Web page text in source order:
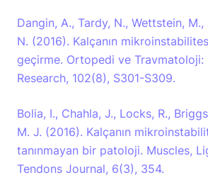
Dangin, A., Tardy, N., Wettstein, M.,
N. (2016). Kalçanın
geçirme. Ortopedi ve Travmatoloji:
Research, 102(8), S301-S309.
Bolia, I., Chahla, J., Locks, R.,
M. J. (2016). Kalçanın
tanınmayan bir patoloji. Muscles,
Tendons Journal, 6(3), 354.